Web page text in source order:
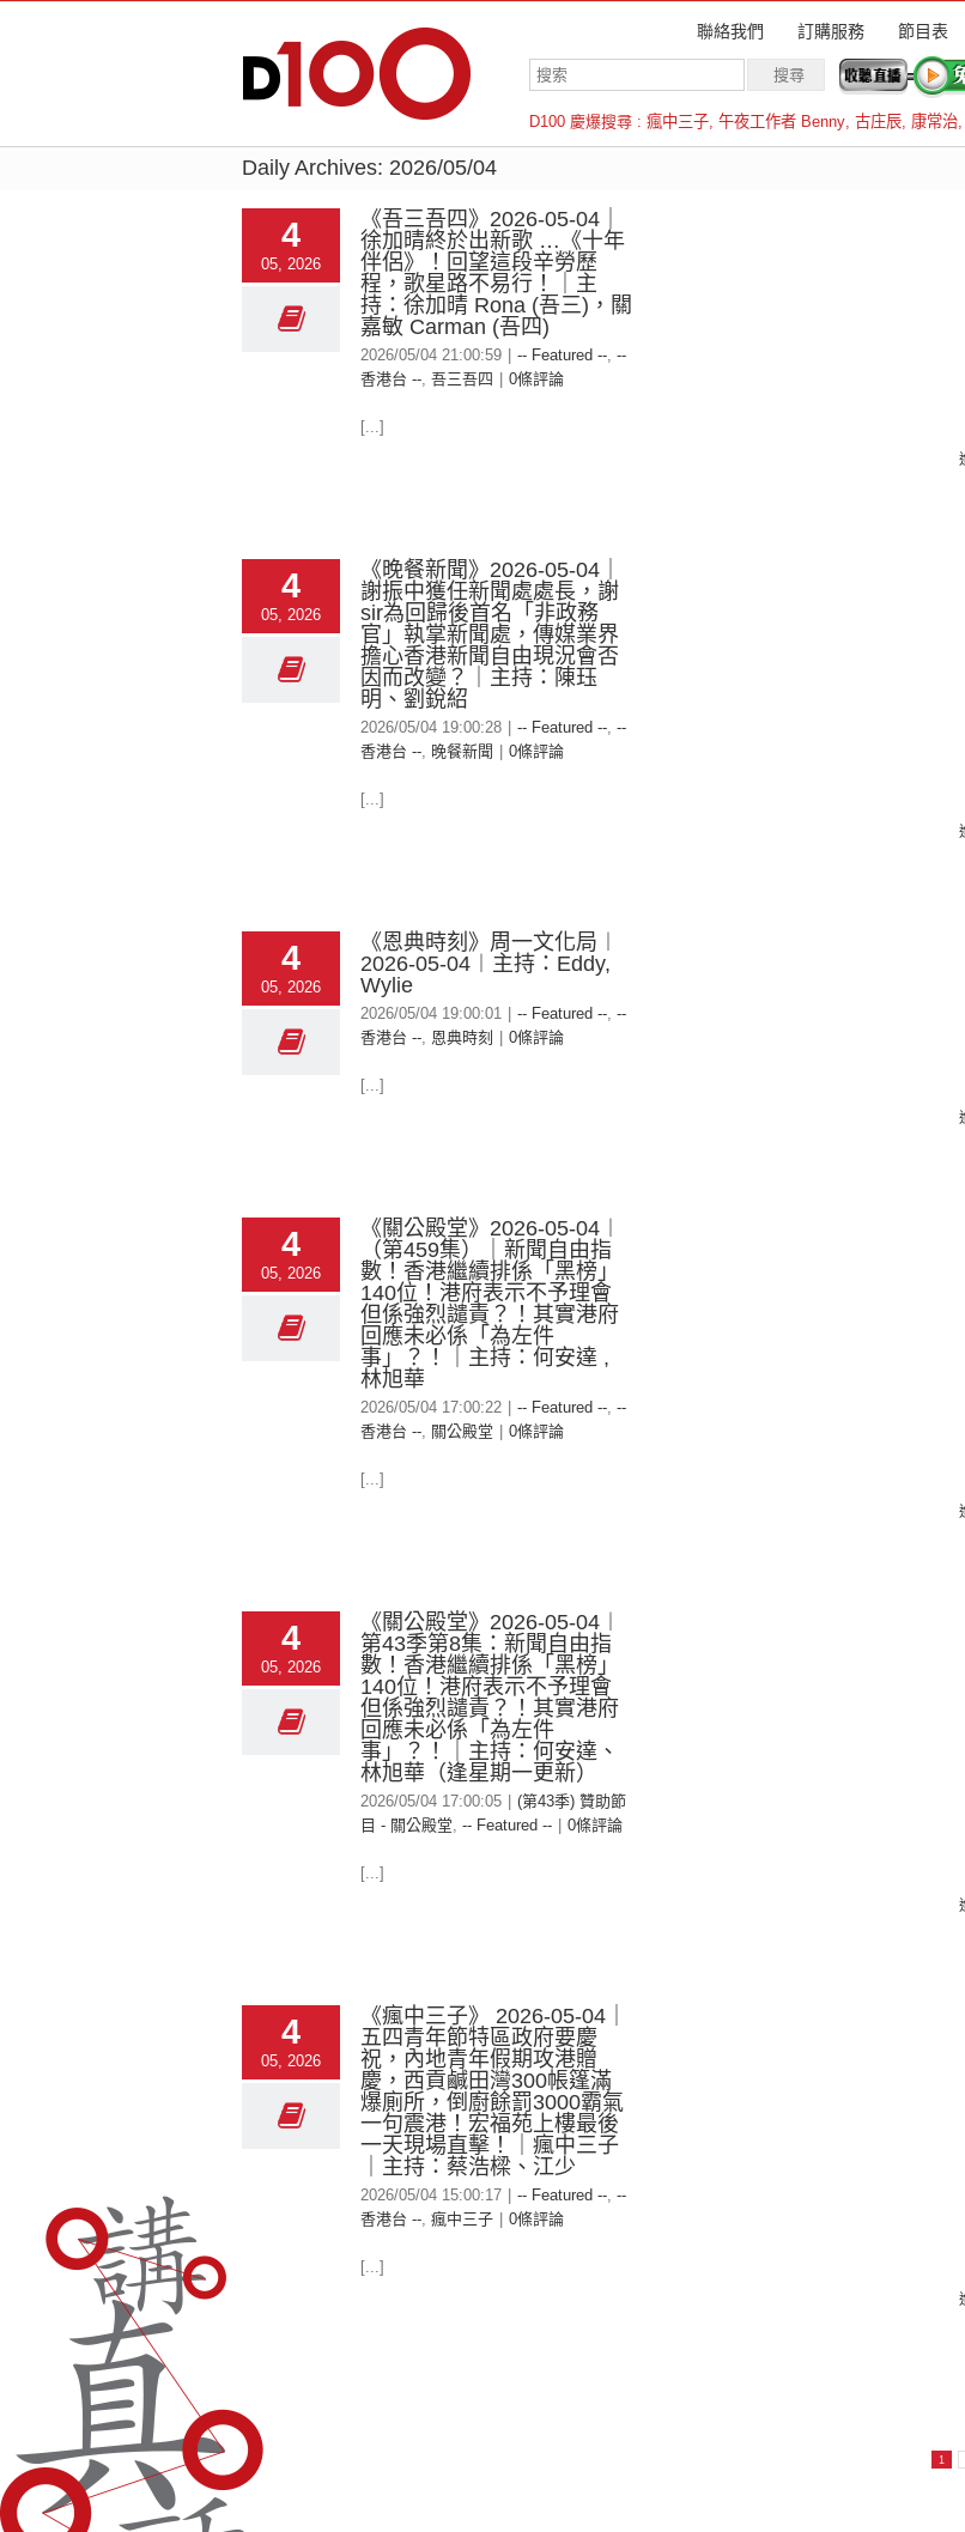
聯絡我們 訂購服務 節目表
D100 慶爆搜尋 : 瘋中三子, 午夜工作者 Benny, 古庄辰, 康常治,
羅倫斯
Daily Archives: 2026/05/04
4
05, 2026
《吾三吾四》2026-05-04｜
徐加晴終於出新歌 …《十年
伴侶》！回望這段辛勞歷
程，歌星路不易行！｜主
持：徐加晴 Rona (吾三)，關
嘉敏 Carman (吾四)
2026/05/04 21:00:59 -- Featured --, --
香港台 --, 吾三吾四 0條評論
[...]
4
05, 2026
《晚餐新聞》2026-05-04｜
謝振中獲任新聞處處長，謝
sir為回歸後首名「非政務
官」執掌新聞處，傳媒業界
擔心香港新聞自由現況會否
因而改變？｜主持：陳珏
明、劉銳紹
2026/05/04 19:00:28 -- Featured --, --
香港台 --, 晚餐新聞 0條評論
[...]
4
05, 2026
《恩典時刻》周一文化局︱
2026-05-04︱主持：Eddy,
Wylie
2026/05/04 19:00:01 -- Featured --, --
香港台 --, 恩典時刻 0條評論
[...]
4
05, 2026
《關公殿堂》2026-05-04︱
（第459集）｜新聞自由指
數！香港繼續排係「黑榜」
140位！港府表示不予理會
但係強烈譴責？！其實港府
回應未必係「為左件
事」？！｜主持：何安達 ,
林旭華
2026/05/04 17:00:22 -- Featured --, --
香港台 --, 關公殿堂 0條評論
[...]
4
05, 2026
《關公殿堂》2026-05-04︱
第43季第8集：新聞自由指
數！香港繼續排係「黑榜」
140位！港府表示不予理會
但係強烈譴責？！其實港府
回應未必係「為左件
事」？！｜主持：何安達、
林旭華（逢星期一更新）
2026/05/04 17:00:05
(第43季) 贊助節
目 - 關公殿堂, -- Featured -- 0條評論
[...]
4
05, 2026
《瘋中三子》 2026-05-04｜
五四青年節特區政府要慶
祝，內地青年假期攻港贈
慶，西貢鹹田灣300帳篷滿
爆廁所，倒廚餘罰3000霸氣
一句震港！宏福苑上樓最後
一天現場直擊！｜瘋中三子
｜主持：蔡浩樑、江少
2026/05/04 15:00:17 -- Featured --, --
香港台 --, 瘋中三子 0條評論
[...]
1